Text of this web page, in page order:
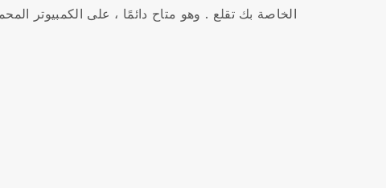
يحتوي تطبيق Blackbell على كل ما تحتاجه لجعل أعمال مطعم sri lankan الخاصة بك تقلع . وهو متاح دائمًا ، على الكمبيوتر